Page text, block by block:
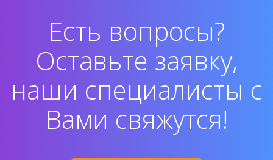
Есть вопросы?
Оставьте заявку,
наши специалисты с
Вами свяжутся!